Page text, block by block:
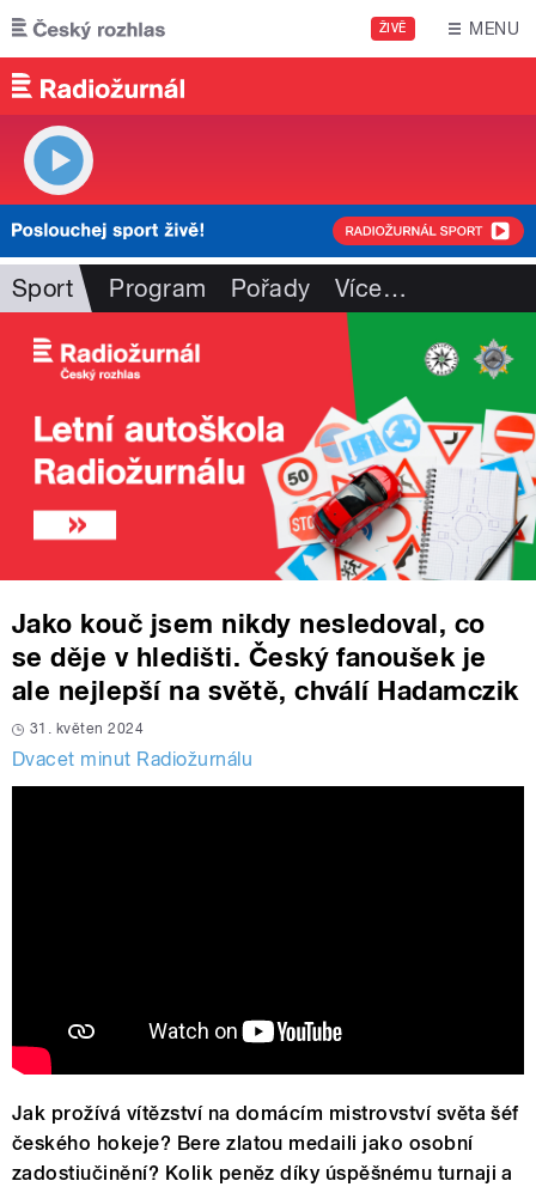
Přejít k hlavnímu obsahu
ŽIVĚ MENU
Sport Program Pořady Více…
Jako kouč jsem nikdy nesledoval, co
se děje v hledišti. Český fanoušek je
ale nejlepší na světě, chválí Hadamczik
31. květen 2024
Dvacet minut Radiožurnálu
Jak prožívá vítězství na domácím mistrovství světa šéf
českého hokeje? Bere zlatou medaili jako osobní
zadostiučinění? Kolik peněz díky úspěšnému turnaji a